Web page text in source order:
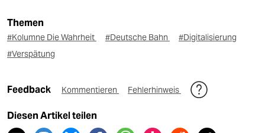
Themen
#Kolumne Die Wahrheit #Deutsche Bahn
#Digitalisierung
#Verspätung
Feedback Kommentieren Fehlerhinweis
Diesen Artikel teilen